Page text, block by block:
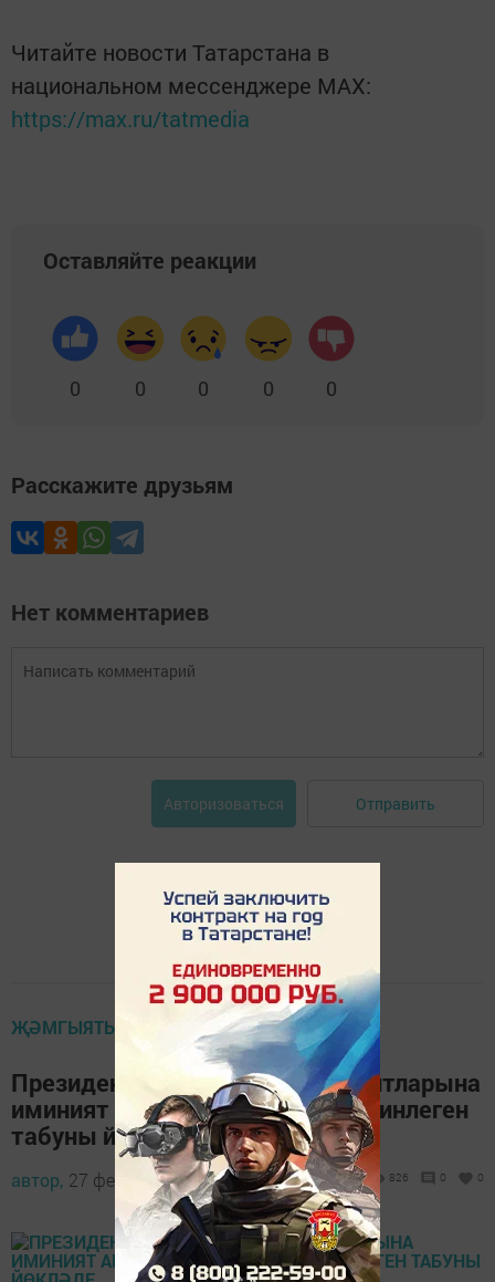
Читайте новости Татарстана в
национальном мессенджере MАХ:
https://max.ru/tatmedia
Оставляйте реакции
0 0 0 0 0
Расскажите друзьям
Нет комментариев
Авторизоваться Отправить
ҖӘМГЫЯТЬ
Президент «ТФБ-Финанс» клиентларына
иминият акчаларын түләү мөмкинлеген
табуны йөкләде
автор, 27 февраль 2017 - 10:03 826 0 0